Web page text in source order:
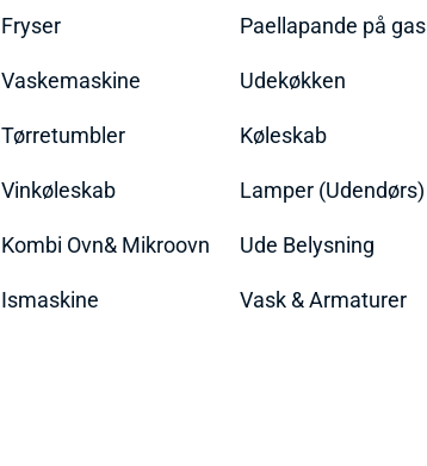
Fryser
Vaskemaskine
Tørretumbler
Vinkøleskab
Kombi Ovn& Mikroovn
Ismaskine
Paellapande på gas
Udekøkken
Køleskab
Lamper (Udendørs)
Ude Belysning
Vask & Armaturer